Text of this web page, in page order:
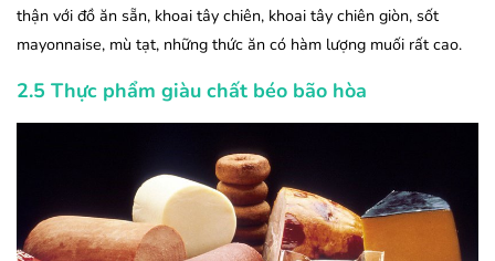
thận với đồ ăn sẵn, khoai tây chiên, khoai tây chiên giòn, sốt
mayonnaise, mù tạt, những thức ăn có hàm lượng muối rất cao.
2.5 Thực phẩm giàu chất béo bão hòa